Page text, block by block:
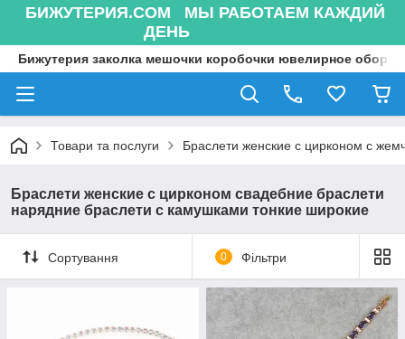
БИЖУТЕРИЯ.COM МЫ РАБОТАЕМ КАЖДИЙ
ДЕНЬ
Бижутерия заколка мешочки коробочки ювелирное
Товари та послуги Браслети женские с цирконом с
Браслети женские с цирконом свадебние браслети
нарядние браслети с камушками тонкие широкие
Сортування 0 Фільтри